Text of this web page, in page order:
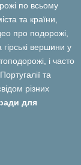
по всьому
та країни,
про подорожі,
вершини у
і часто
та
різних
для